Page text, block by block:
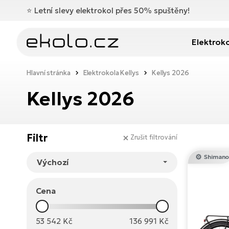
⭐️ Letní slevy elektrokol přes 50% spuštěny!
Hlavní stránka Elektrokola Kellys Kellys 2026
Kellys 2026
Filtr Zrušit filtrování
Cena
53 542 Kč 136 991 Kč
Shimano